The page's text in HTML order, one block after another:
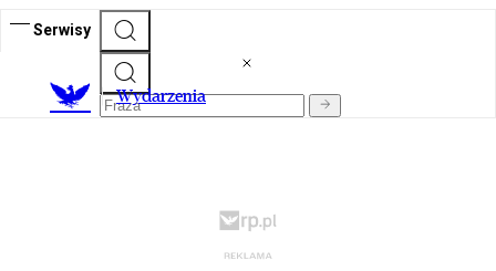
Serwisy
Wydarzenia